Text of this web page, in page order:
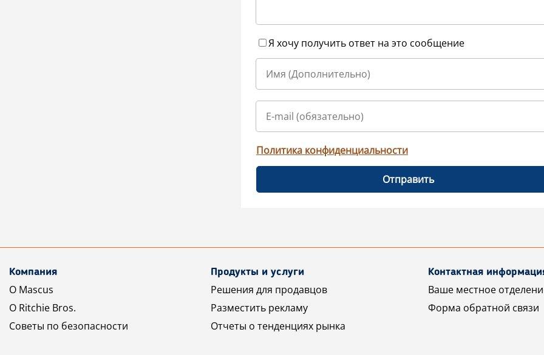
Я хочу получить ответ на это сообщение
Политика конфиденциальности
Отправить
Компания
О Mascus
О Ritchie Bros.
Советы по безопасности
Продукты и услуги
Решения для продавцов
Разместить рекламу
Отчеты о тенденциях рынка
Контактная
Ваше местное
Форма обратной связи